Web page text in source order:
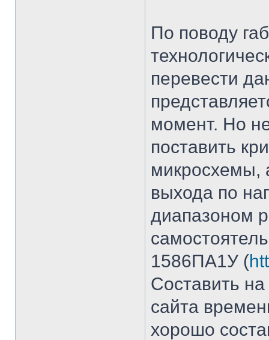
По поводу
перевести
момент. Но
поставить
микросхемы,
выхода по
диапазоном
1586ПА1У (
Составить
сайта
хорошо